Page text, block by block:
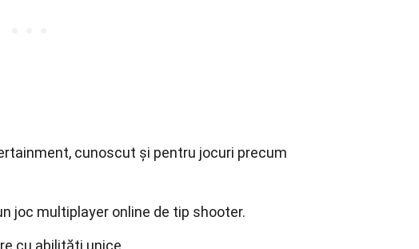
cunoscut și pentru jocuri precum
joc multiplayer online de tip shooter.
cu abilități unice.